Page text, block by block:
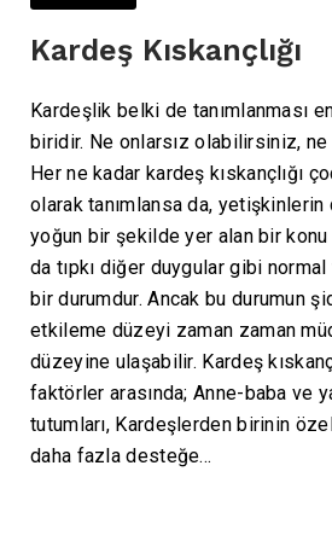
Kardeş Kıskançlığı
Kardeşlik belki de tanımlanması
biridir. Ne onlarsız olabilirsiniz,
Her ne kadar kardeş kıskançlığı
olarak tanımlansa da,
yoğun bir şekilde yer alan bir konu
da tıpkı diğer duygular gibi
bir durumdur. Ancak bu durumun
etkileme düzeyi zaman zaman
düzeyine ulaşabilir. Kardeş
faktörler arasında; Anne-baba ve
tutumları, Kardeşlerden birinin
daha fazla desteğe…